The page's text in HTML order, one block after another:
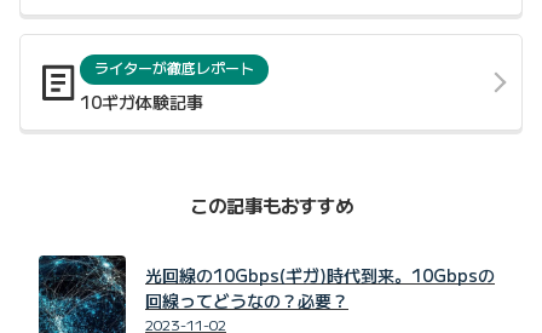
ライターが徹底レポート
10ギガ体験記事
この記事もおすすめ
光回線の10Gbps(ギガ)時代到来。10Gbpsの
回線ってどうなの？必要？
2023-11-02